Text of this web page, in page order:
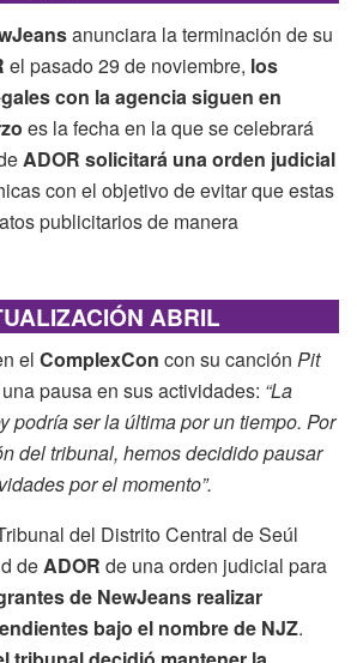
anunciara la terminación de su
el pasado 29 de noviembre, los
con la agencia siguen en
es la fecha en la que se celebrará
ADOR solicitará una orden judicial
con el objetivo de evitar que estas
publicitarios de manera
ABRIL
el ComplexCon con su canción Pit
pausa en sus actividades: “La
podría ser la última por un tiempo. Por
del tribunal, hemos decidido pausar
por el momento”.
del Distrito Central de Seúl
deADOR de una orden judicial para
de NewJeans realizar
bajo el nombre de NJZ.